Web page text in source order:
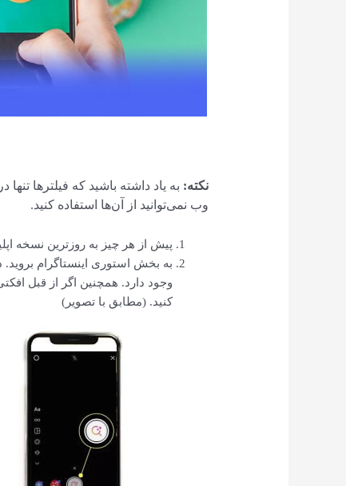
نکته: به یاد داشته باشید که فیلترها
وب نمی‌توانید از آن‌ها استفاده کنید.
پیش از هر چیز به روزترین نسخه
به بخش استوری اینستاگرام
وجود دارد. همچنین اگر از قبل
کنید. (مطابق با تصویر)